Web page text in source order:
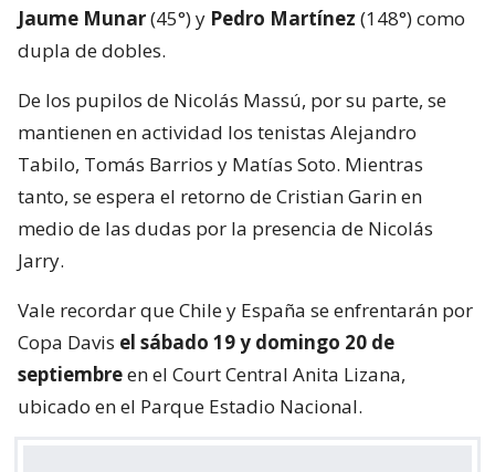
Jaume Munar(45°) y Pedro Martínez (148°) como
dupla de dobles.
De los pupilos de Nicolás Massú, por su parte, se
mantienen en actividad los tenistas Alejandro
Tabilo, Tomás Barrios y Matías Soto. Mientras
tanto, se espera el retorno de Cristian Garin en
medio de las dudas por la presencia de Nicolás
Jarry.
Vale recordar que Chile y España se enfrentarán por
Copa Davis el sábado 19 y domingo 20 de
septiembreen el Court Central Anita Lizana,
ubicado en el Parque Estadio Nacional.